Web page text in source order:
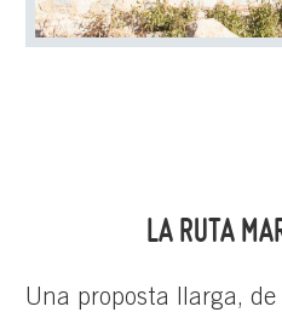
LA RUTA
Una proposta llarga,